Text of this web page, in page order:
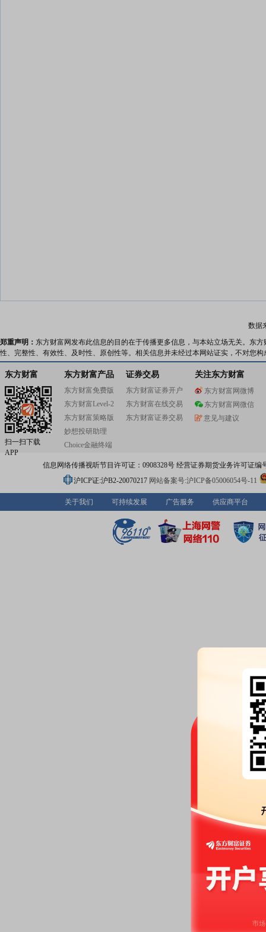
数据
郑重声明： 东方财富网发布此信息的目的在于传播更多信息，与本站立场无关。东
性、完整性、有效性、及时性、原创性等。相关信息并未经过本网站证实，不对您
东方财富
扫一扫下载
APP
东方财富产品
东方财富免费版
东方财富Level-2
东方财富策略版
妙想投研助理
Choice金融终端
证券交易
东方财富证券开户
东方财富在线交易
东方财富证券交易
关注东方财富
东方财富网微博
东方财富网微信
意见与建议
信息网络传播视听节目许可证：0908328号 经营证券期货业务许可证编
沪ICP证:沪B2-20070217 网站备案号:沪ICP备05006054号-11
关于我们 可持续发展 广告服务 供应商平台